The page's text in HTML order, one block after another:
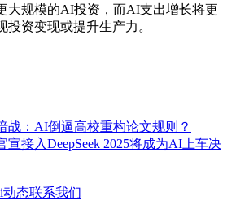
大规模的AI投资，而AI支出增长将更
资变现或提升生产力。
战：AI倒逼高校重构论文规则？
宣接入DeepSeek 2025将成为AI上车决
动态联系我们